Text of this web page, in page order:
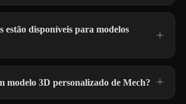
estão disponíveis para modelos
modelo 3D personalizado de Mech?